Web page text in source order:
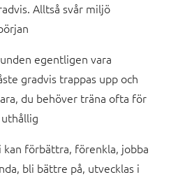
Alltså svår miljö
egentligen vara
gradvis trappas upp och
du behöver träna ofta för
förbättra, förenkla, jobba
bli bättre på, utvecklas i